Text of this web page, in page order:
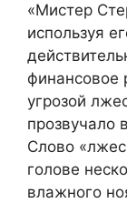
«Мистер
используя
финансовое
угрозой
прозвучало
Слово
голове
влажного